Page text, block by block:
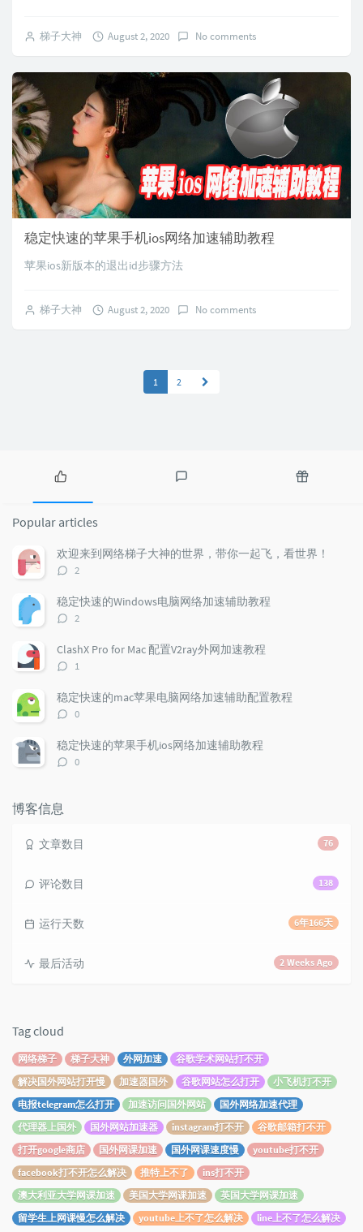
梯子大神 August 2, 2020 No comments
稳定快速的苹果手机ios网络加速辅助教程
苹果ios新版本的退出id步骤方法
梯子大神 August 2, 2020 No comments
1 2
P
p
u
l
a
r
a
r
t
i
l
e
e
s
c
o
m
t
d
o
Popular articles
欢迎来到网络梯子大神的世界，带你一起飞，看世界！
评
数：
2
稳定快速的Windows电脑网络加速辅助教程
评
数：
2
ClashX Pro for Mac 配置V2ray外网加速教程
评
数：
1
稳定快速的mac苹果电脑网络加速辅助配置教程
评
数：
0
稳定快速的苹果手机ios网络加速辅助教程
评
0
博客信息
76
文章数目
138
评论数目
6年166天
运行天数
2 Weeks Ago
最后活动
Tag cloud
网络梯子 梯子大神 外网加速
谷歌学术网站打不开
解决国外网站打开慢
加速器国外 谷歌网站怎么打开
小飞机打不开
电报telegram怎么打开
加速访问国外网站
国外网络加速代理
代理器上国外
国外网站加速器 instagram打不开
谷歌邮箱打不开
打开google商店
国外网课加速 国外网课速度慢
youtube打不开
facebook打不开怎么解决
推特上不了
ins打不开
澳大利亚大学网课加速
美国大学网课加速
英国大学网课加速
留学生上网课慢怎么解决
youtube上不了怎么解决 line上不了怎么解决